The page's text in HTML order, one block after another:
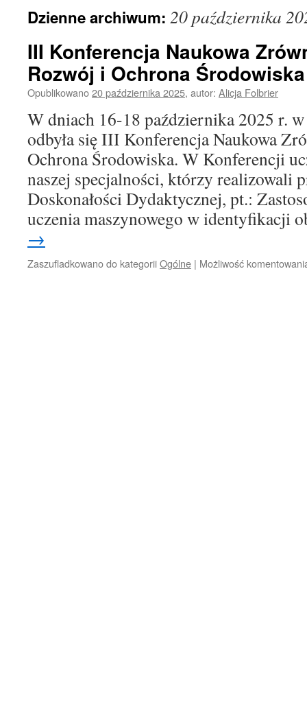
Dzienne archiwum: 20 października
III Konferencja Naukowa
Rozwój i Ochrona Środowiska
Opublikowano20 października 2025, autor: Alicja Folbrier
W dniach 16-18 października 2025 r.
odbyła się III Konferencja Naukowa
Ochrona Środowiska. W Konferencji
naszej specjalności, którzy realizowali
Doskonałości Dydaktycznej, pt.:
uczenia maszynowego w identyfikacji
→
Zaszufladkowano do kategoriiOgólne | Możliwość